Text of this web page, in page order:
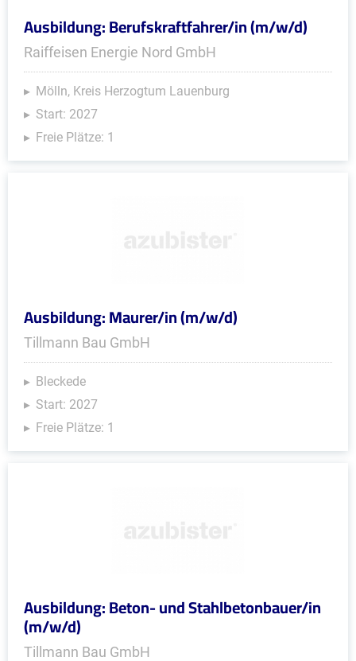
Ausbildung: Berufskraftfahrer/in (m/w/d)
Raiffeisen Energie Nord GmbH
Mölln, Kreis Herzogtum Lauenburg
Start: 2027
Freie Plätze: 1
Ausbildung: Maurer/in (m/w/d)
Tillmann Bau GmbH
Bleckede
Start: 2027
Freie Plätze: 1
Ausbildung: Beton- und Stahlbetonbauer/in
(m/w/d)
Tillmann Bau GmbH